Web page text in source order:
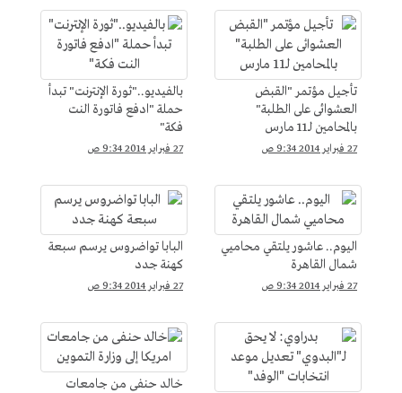
تأجيل مؤتمر "القبض
العشوائى على الطلبة"
بالمحامين لـ11 مارس
27 فبراير 2014 9:34 ص
بالفيديو.."ثورة الإنترنت" تبدأ
حملة "ادفع فاتورة النت
فكة"
27 فبراير 2014 9:34 ص
اليوم.. عاشور يلتقي محاميي
شمال القاهرة
27 فبراير 2014 9:34 ص
البابا تواضروس يرسم سبعة
كهنة جدد
27 فبراير 2014 9:34 ص
خالد حنفى من جامعات